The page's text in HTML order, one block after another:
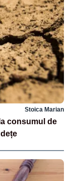
Stoica Marian
consumul de